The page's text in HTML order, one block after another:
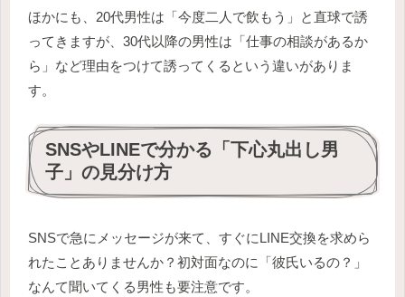
ほかにも、20代男性は「今度二人で飲もう」と直球で誘
ってきますが、30代以降の男性は「仕事の相談があるか
ら」など理由をつけて誘ってくるという違いがありま
す。
SNSやLINEで分かる「下心丸出し男
子」の見分け方
SNSで急にメッセージが来て、すぐにLINE交換を求めら
れたことありませんか？初対面なのに「彼氏いるの？」
なんて聞いてくる男性も要注意です。